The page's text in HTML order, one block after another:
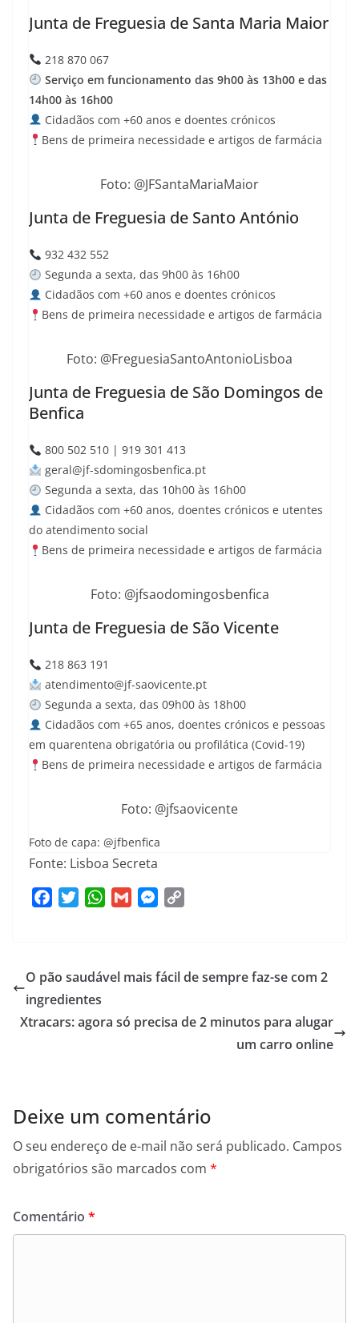
Junta de Freguesia de Santa Maria Maior
218 870 067
Serviço em funcionamento das 9h00 às 13h00 e das
14h00 às 16h00
Cidadãos com +60 anos e doentes crónicos
Bens de primeira necessidade e artigos de farmácia
Foto: @JFSantaMariaMaior
Junta de Freguesia de Santo António
932 432 552
Segunda a sexta, das 9h00 às 16h00
Cidadãos com +60 anos e doentes crónicos
Bens de primeira necessidade e artigos de farmácia
Foto: @FreguesiaSantoAntonioLisboa
Junta de Freguesia de São Domingos de
Benfica
800 502 510 | 919 301 413
geral@jf-sdomingosbenfica.pt
Segunda a sexta, das 10h00 às 16h00
Cidadãos com +60 anos, doentes crónicos e utentes
do atendimento social
Bens de primeira necessidade e artigos de farmácia
Foto: @jfsaodomingosbenfica
Junta de Freguesia de São Vicente
218 863 191
atendimento@jf-saovicente.pt
Segunda a sexta, das 09h00 às 18h00
Cidadãos com +65 anos, doentes crónicos e pessoas
em quarentena obrigatória ou profilática (Covid-19)
Bens de primeira necessidade e artigos de farmácia
Foto: @jfsaovicente
Foto de capa: @jfbenfica
Fonte: Lisboa Secreta
b
o
o
t
e
r
W
s
p
l
M
e
g
L
n
O pão saudável mais fácil de sempre faz-se com 2
ingredientes
Xtracars: agora só precisa de 2 minutos para alugar
um carro online
Deixe um comentário
O seu endereço de e-mail não será publicado. Campos
obrigatórios são marcados com *
Comentário *